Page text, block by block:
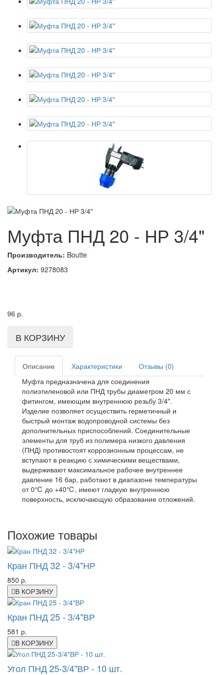
Муфта ПНД 20 - НР 3/4"
Производитель: Boutte
Артикул: 9278083
96 р.
Описание Характеристики
Отзывы (0)
Муфта предназначена для соединения
полиэтиленовой или ПНД трубы диаметром 20 мм с
фитингом, имеющим внутреннюю резьбу 3/4".
Изделие позволяет осуществить герметичный и
быстрый монтаж водопроводной системы без
дополнительных приспособлений. Соединительные
элементы для труб из полимера низкого давления
(ПНД) противостоят коррозионным процессам, не
вступают в реакцию с химическими веществами,
выдерживают максимальное рабочее внутреннее
давление 16 бар, работают в диапазоне температуры
от 0℃ до +40℃, имеют гладкую внутреннюю
поверхность, исключающую образование отложений.
Похожие товары
Кран ПНД 32 - 3/4"НР
850 р.
В КОРЗИНУ
Кран ПНД 25 - 3/4"ВР
581 р.
В КОРЗИНУ
Угол ПНД 25-3/4"ВР - 10 шт.